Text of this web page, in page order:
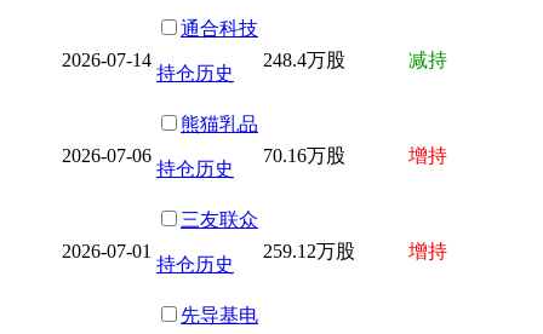
2026-07-14
通合科技
持仓历史
248.4万股 减持
2026-07-06
熊猫乳品
持仓历史
70.16万股 增持
2026-07-01
三友联众
持仓历史
259.12万股 增持
先导基电